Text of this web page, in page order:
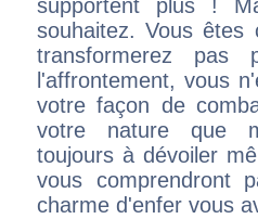
supportent plus !
souhaitez. Vous
transformerez
l'affrontement, vous
votre façon de
votre nature que
toujours à dévoiler
vous comprendront
charme d'enfer vous